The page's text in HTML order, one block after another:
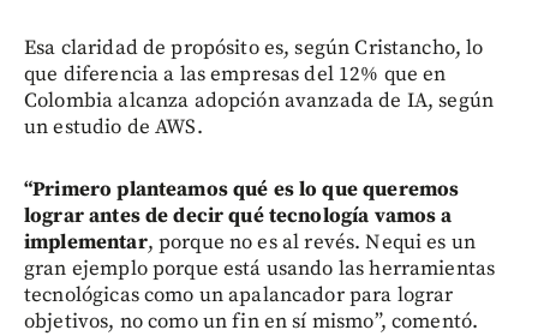
Esa claridad de propósito es, según Cristancho, lo
que diferencia a las empresas del 12% que en
Colombia alcanza adopción avanzada de IA, según
un estudio de AWS.
“Primero planteamos qué es lo que queremos
lograr antes de decir qué tecnología vamos a
implementar, porque no es al revés. Nequi es un
gran ejemplo porque está usando las herramientas
tecnológicas como un apalancador para lograr
objetivos, no como un fin en sí mismo”, comentó.